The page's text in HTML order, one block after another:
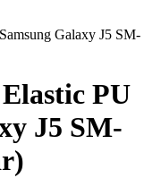
Galaxy J5 SM-
PU
J5 SM-